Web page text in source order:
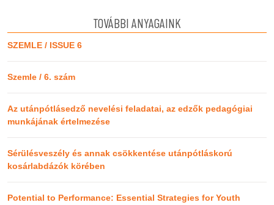
TOVÁBBI ANYAGAINK
SZEMLE / ISSUE 6
Szemle / 6. szám
Az utánpótlásedző nevelési feladatai, az edzők pedagógiai
munkájának értelmezése
Sérülésveszély és annak csökkentése utánpótláskorú
kosárlabdázók körében
Potential to Performance: Essential Strategies for Youth